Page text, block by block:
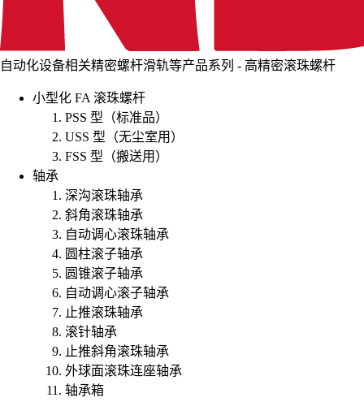
自动化设备相关精密螺杆滑轨等产品系列 - 高精密滚珠螺杆
小型化 FA 滚珠螺杆
PSS 型（标准品）
USS 型（无尘室用）
FSS 型（搬送用）
轴承
深沟滚珠轴承
斜角滚珠轴承
自动调心滚珠轴承
圆柱滚子轴承
圆锥滚子轴承
自动调心滚子轴承
止推滚珠轴承
滚针轴承
止推斜角滚珠轴承
外球面滚珠连座轴承
轴承箱